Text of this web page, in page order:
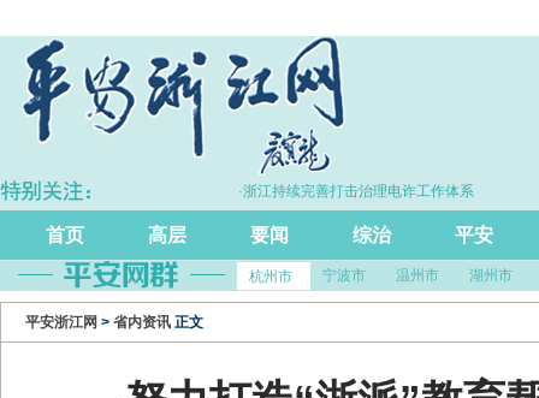
增长5.7% ·浙江持续完善打击治理电诈工作体系
首页 高层 要闻 综治 平安
杭州市 宁波市 温州市 湖州市
平安浙江网 > 省内资讯 正文